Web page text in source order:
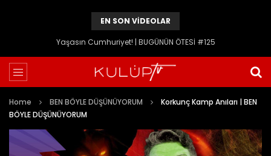
EN SON VIDEOLAR
Yaşasın Cumhuriyet! | BUGÜNÜN ÖTESİ #125
Home BEN BÖYLE DÜŞÜNÜYORUM
Korkunç Kamp Anıları | BEN
BÖYLE DÜŞÜNÜYORUM